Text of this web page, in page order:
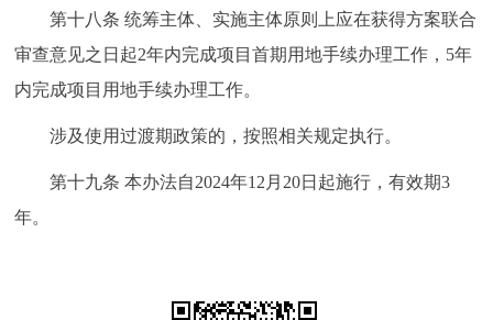
第十八条 统筹主体、实施主体原则上应在获得方案联合
审查意见之日起2年内完成项目首期用地手续办理工作，5年
内完成项目用地手续办理工作。
涉及使用过渡期政策的，按照相关规定执行。
第十九条 本办法自2024年12月20日起施行，有效期3
年。